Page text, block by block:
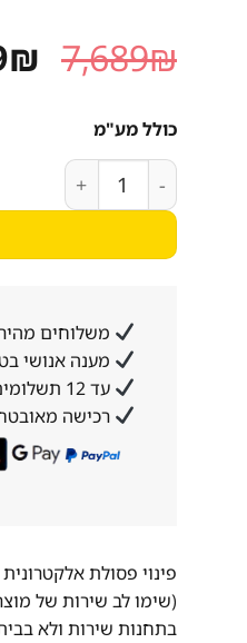
7,689₪
₪
כולל מע"מ
כמות של מקרר 4 דלתות TOSHIBA GR-RF900WI1 עם חלל אחסון גמיש, 696 ליטר.
משלוחים
מענה אנושי
עד 12 תשלומים ללא ריבית והצמדה
רכישה
פינוי פסולת
(שימו לב שירות של
בתחנות שירות ולא